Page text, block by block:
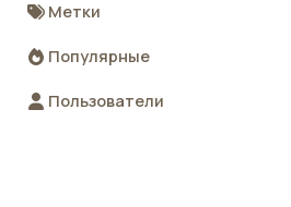
Метки
Популярные
Пользователи